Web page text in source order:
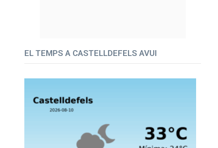
EL TEMPS A CASTELLDEFELS AVUI